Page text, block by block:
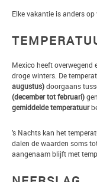
Elke vakantie is anders
Mexico heeft overwegend
droge winters. De
augustus)doorgaans
(december tot februari)
gemiddelde temperatuur
’s Nachts kan het
dalen de waarden soms
aangenaam blijft met